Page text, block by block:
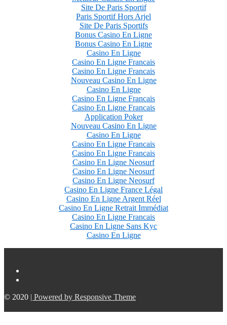
Site De Paris Sportif
Paris Sportif Hors Arjel
Site De Paris Sportifs
Bonus Casino En Ligne
Bonus Casino En Ligne
Casino En Ligne
Casino En Ligne Francais
Casino En Ligne Francais
Nouveau Casino En Ligne
Casino En Ligne
Casino En Ligne Francais
Casino En Ligne Francais
Application Poker
Nouveau Casino En Ligne
Casino En Ligne
Casino En Ligne Francais
Casino En Ligne Francais
Casino En Ligne Neosurf
Casino En Ligne Neosurf
Casino En Ligne Neosurf
Casino En Ligne France Légal
Casino En Ligne Argent Réel
Casino En Ligne Retrait Immédiat
Casino En Ligne Francais
Casino En Ligne Sans Kyc
Casino En Ligne
© 2020 | Powered by Responsive Theme